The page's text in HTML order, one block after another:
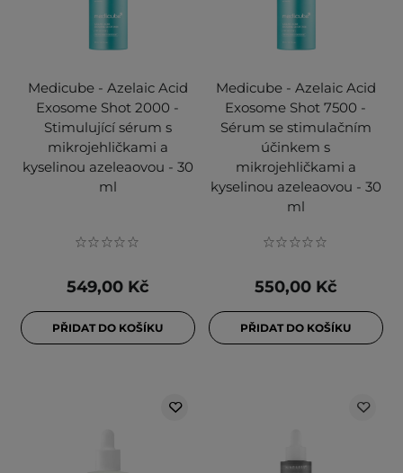
Medicube - Azelaic Acid
Exosome Shot 2000 -
Stimulující sérum s
mikrojehličkami a
kyselinou azeleaovou - 30
ml
549,00 Kč
PŘIDAT DO KOŠÍKU
Medicube - Azelaic Acid
Exosome Shot 7500 -
Sérum se stimulačním
účinkem s
mikrojehličkami a
kyselinou azeleaovou - 30
ml
550,00 Kč
PŘIDAT DO KOŠÍKU